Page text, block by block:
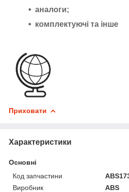
аналоги;
комплектуючі та інше
Приховати
Характеристики
Основні
Код запчастини
Виробник
ABS